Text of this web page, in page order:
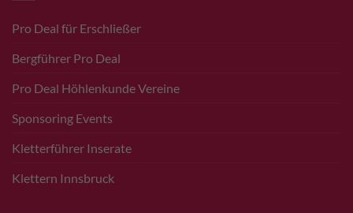
Pro Deal für Erschließer
Bergführer Pro Deal
Pro Deal Höhlenkunde Vereine
Sponsoring Events
Kletterführer Inserate
Klettern Innsbruck